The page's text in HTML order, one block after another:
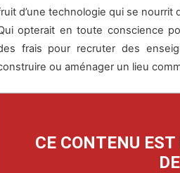
d’une technologie qui se nourrit
opterait en toute conscience
frais pour recruter des
ou aménager un lieu
CE CONTENU